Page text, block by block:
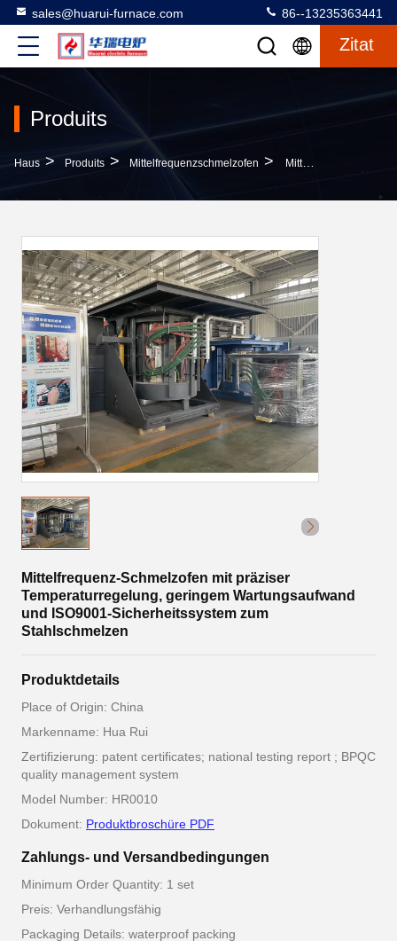
sales@huarui-furnace.com 86--13235363441
Zitat
Produits
Haus > Produits > Mittelfrequenzschmelzofen > Mittelfrequenz-Schmelzofen Mit Präziser Temperaturregelung, Geringem Wartungsaufwand Und ISO9001-Sicherheitssystem Zum Stahlschmelzen
Mittelfrequenz-Schmelzofen mit präziser
Temperaturregelung, geringem Wartungsaufwand
und ISO9001-Sicherheitssystem zum
Stahlschmelzen
Produktdetails
Place of Origin: China
Markenname: Hua Rui
Zertifizierung: patent certificates; national testing report ; BPQC
quality management system
Model Number: HR0010
Dokument: Produktbroschüre PDF
Zahlungs- und Versandbedingungen
Minimum Order Quantity: 1 set
Preis: Verhandlungsfähig
Packaging Details: waterproof packing